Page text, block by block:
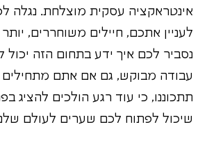
אינטראקציה עסקית מוצלחת. נגלה
לעניין אתכם, חיילים משוחררים,
נסביר לכם איך ידע בתחום הזה יכול
עבודה מבוקש, גם אם אתם
תתכוננו, כי עוד רגע הולכים להציג
שיכול לפתוח לכם שערים לעולם